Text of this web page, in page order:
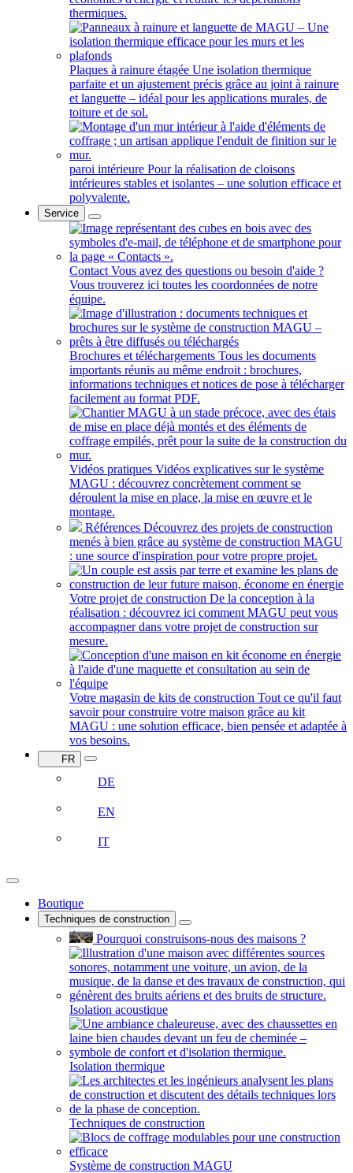
thermiques.
Plaques à rainure étagée Une isolation thermique
parfaite et un ajustement précis grâce au joint à rainure
et languette – idéal pour les applications murales, de
toiture et de sol.
paroi intérieure Pour la réalisation de cloisons
intérieures stables et isolantes – une solution efficace et
polyvalente.
Service
Contact Vous avez des questions ou besoin d'aide ?
Vous trouverez ici toutes les coordonnées de notre
équipe.
Brochures et téléchargements Tous les documents
importants réunis au même endroit : brochures,
informations techniques et notices de pose à télécharger
facilement au format PDF.
Vidéos pratiques Vidéos explicatives sur le système
MAGU : découvrez concrètement comment se
déroulent la mise en place, la mise en œuvre et le
montage.
Références Découvrez des projets de construction
menés à bien grâce au système de construction MAGU
: une source d'inspiration pour votre propre projet.
Votre projet de construction De la conception à la
réalisation : découvrez ici comment MAGU peut vous
accompagner dans votre projet de construction sur
mesure.
Votre magasin de kits de construction Tout ce qu'il faut
savoir pour construire votre maison grâce au kit
MAGU : une solution efficace, bien pensée et adaptée à
vos besoins.
FR
DE
EN
IT
Boutique
Techniques de construction
Pourquoi construisons-nous des maisons ?
Isolation acoustique
Isolation thermique
Techniques de construction
Système de construction MAGU